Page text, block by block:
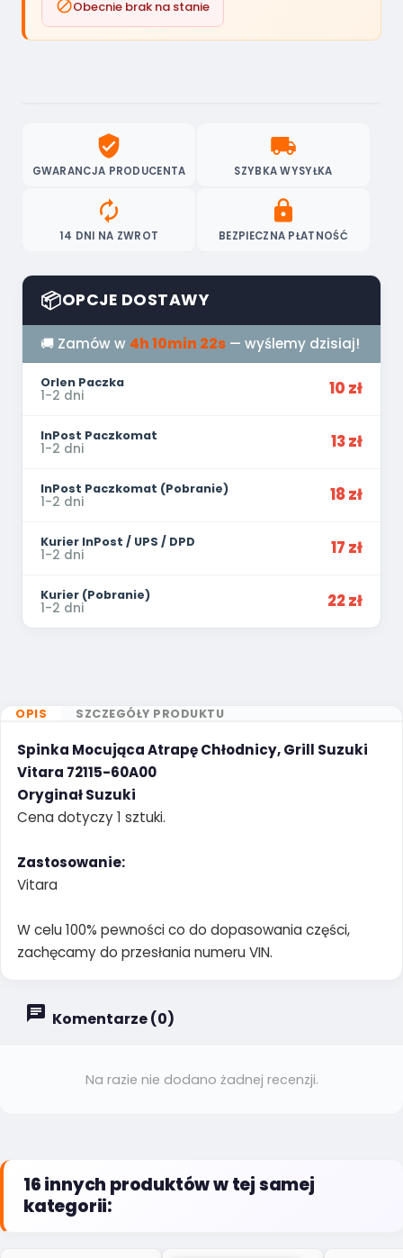
Obecnie brak na stanie
verified_user
GWARANCJA PRODUCENTA
local_shipping
SZYBKA WYSYŁKA
autorenew
14 DNI NA ZWROT
lock
BEZPIECZNA PŁATNOŚĆ
📦OPCJE DOSTAWY
🚚 Zamów w 4h 10min 22s — wyślemy dzisiaj!
Orlen Paczka
1-2 dni 10 zł
InPost Paczkomat
1-2 dni 13 zł
InPost Paczkomat (Pobranie)
1-2 dni 18 zł
Kurier InPost / UPS / DPD
1-2 dni 17 zł
Kurier (Pobranie)
1-2 dni 22 zł
OPIS SZCZEGÓŁY PRODUKTU
Spinka Mocująca Atrapę Chłodnicy, Grill Suzuki
Vitara 72115-60A00
Oryginał Suzuki
Cena dotyczy 1 sztuki.
Zastosowanie:
Vitara
W celu 100% pewności co do dopasowania części,
zachęcamy do przesłania numeru VIN.
Komentarze (0)
Na razie nie dodano żadnej recenzji.
16 innych produktów w tej samej
kategorii: